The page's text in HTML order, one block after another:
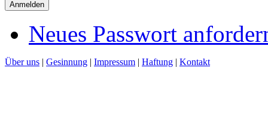
Neues Passwort
Über uns | Gesinnung | Impressum | Haftung | Kontakt